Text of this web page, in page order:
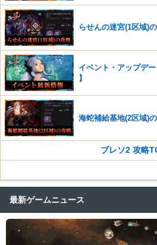
らせんの迷宮(1区域)
イベント・アップデ
】
海蛇補給基地(2区域)
ブレソ2 攻略
最新ゲームニュース